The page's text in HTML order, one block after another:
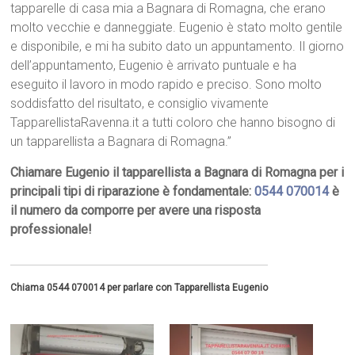
tapparelle di casa mia a Bagnara di Romagna, che erano
molto vecchie e danneggiate. Eugenio è stato molto gentile
e disponibile, e mi ha subito dato un appuntamento. Il giorno
dell’appuntamento, Eugenio è arrivato puntuale e ha
eseguito il lavoro in modo rapido e preciso. Sono molto
soddisfatto del risultato, e consiglio vivamente
TapparellistaRavenna.it a tutti coloro che hanno bisogno di
un tapparellista a Bagnara di Romagna.”
Chiamare Eugenio il tapparellista a Bagnara di Romagna per i
principali tipi di riparazione è fondamentale:0544 070014è
il numero da comporre per avere una risposta
professionale!
Chiama 0544 070014 per parlare con Tapparellista Eugenio